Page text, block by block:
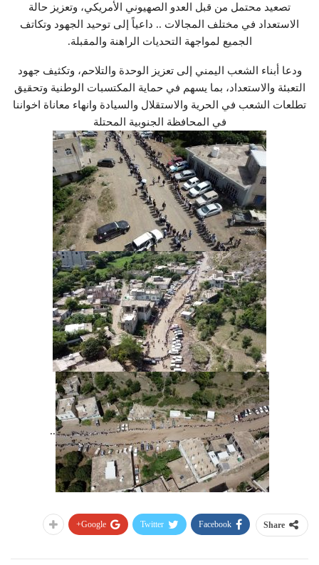
تصعيد محتمل من قبل العدو الصهيوني الأمريكي، وتعزيز حالة
الاستعداد في مختلف المجالات .. داعياً إلى توحيد الجهود وتكاتف
الجميع لمواجهة التحديات الراهنة والمقبلة.
ودعا أبناء الشعب اليمني إلى تعزيز الوحدة والتلاحم، وتكثيف جهود
التعبئة والاستعداد، بما يسهم في حماية المكتسبات الوطنية وتحقيق
تطلعات الشعب في الحرية والاستقلال والسيادة وانهاء معاناة اخواننا
في المحافظة الجنوبية المحتلة
..
Share
Facebook
Twitter
Google+